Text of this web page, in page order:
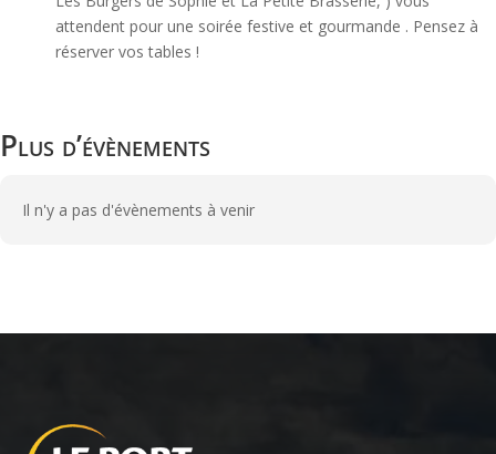
attendent pour une soirée festive et gourmande . Pensez à
réserver vos tables !
Plus d’évènements
Il n'y a pas d'évènements à venir